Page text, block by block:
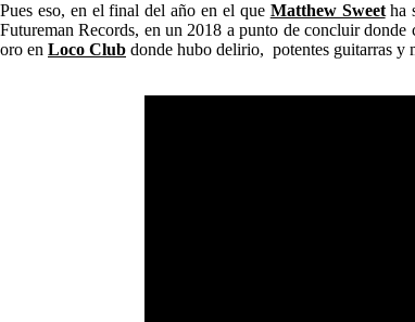
Pues eso, en el final del año en el que Matthew Sweetha
Futureman Records, en un 2018 a punto de concluir donde
oro en Loco Club donde hubo delirio, potentes guitarras y